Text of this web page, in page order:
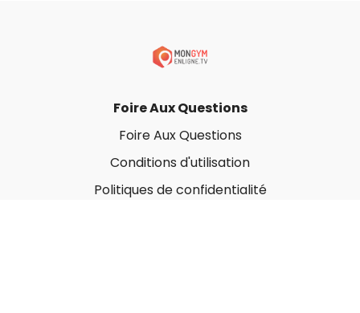
Foire Aux Questions
Foire Aux Questions
Conditions d'utilisation
Politiques de confidentialité